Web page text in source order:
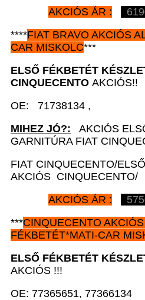
AKCIÓS ÁR :
****FIAT BRAVO AKCIÓS
CAR MISKOLC***
ELSŐ FÉKBETÉT
CINQUECENTO AKCIÓS!!
OE: 71738134 ,
MIHEZ JÓ?: AKCIÓS
GARNITÚRA FIAT
FIAT CINQUECENTO/
AKCIÓS CINQUECENTO/
AKCIÓS ÁR :
***CINQUECENTO AKCIÓS
FÉKBETÉT*MATI-CAR
ELSŐ FÉKBETÉT
AKCIÓS !!!
OE: 77365651, 77366134